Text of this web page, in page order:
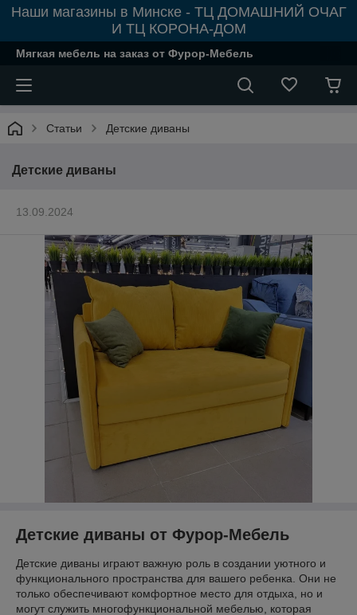
Наши магазины в Минске - ТЦ ДОМАШНИЙ ОЧАГ
И ТЦ КОРОНА-ДОМ
Мягкая мебель на заказ от Фурор-Мебель
Статьи Детские диваны
Детские диваны
13.09.2024
Детские диваны от Фурор-Мебель
Детские диваны играют важную роль в создании уютного и
функционального пространства для вашего ребенка. Они не
только обеспечивают комфортное место для отдыха, но и
могут служить многофункциональной мебелью, которая